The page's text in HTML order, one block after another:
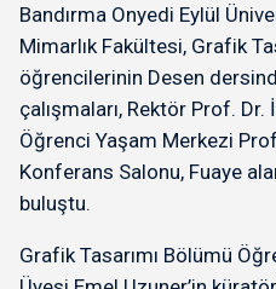
Bandırma Onyedi Eylül
Mimarlık Fakültesi, Grafik
öğrencilerinin Desen
çalışmaları, Rektör Prof. Dr.
Öğrenci Yaşam Merkezi
Konferans Salonu, Fuaye
buluştu.
Grafik Tasarımı Bölümü